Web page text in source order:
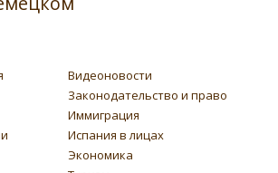
Видеоновости
Законодательство и право
Иммиграция
Испания в лицах
Экономика